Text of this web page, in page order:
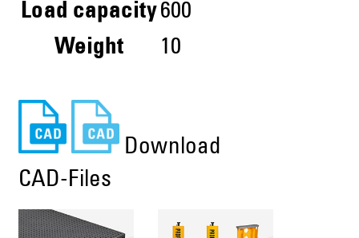
Load capacity600
Weight
10
Download
CAD-Files